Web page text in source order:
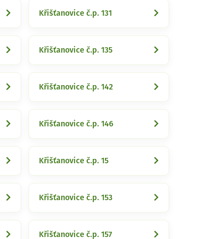
Křišťanovice č.p. 131
Křišťanovice č.p. 135
Křišťanovice č.p. 142
Křišťanovice č.p. 146
Křišťanovice č.p. 15
Křišťanovice č.p. 153
Křišťanovice č.p. 157